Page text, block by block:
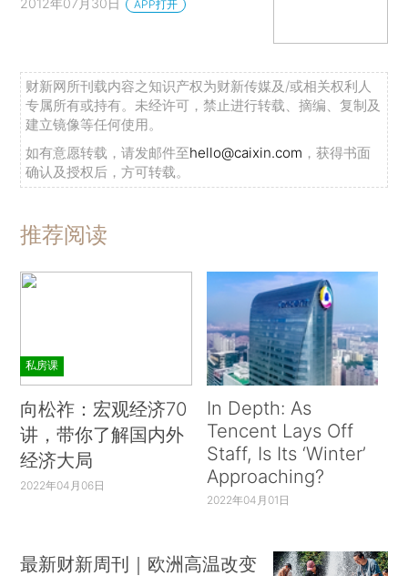
2012年07月30日 APP打开
财新网所刊载内容之知识产权为财新传媒及/或相关权利人
专属所有或持有。未经许可，禁止进行转载、摘编、复制及
建立镜像等任何使用。
如有意愿转载，请发邮件至hello@caixin.com ，获得书面
确认及授权后，方可转载。
推荐阅读
私房课
向松祚：宏观经济70
讲，带你了解国内外
经济大局
2022年04月06日
In Depth: As
Tencent Lays Off
Staff, Is Its ‘Winter’
Approaching?
2022年04月01日
最新财新周刊｜欧洲高温改变